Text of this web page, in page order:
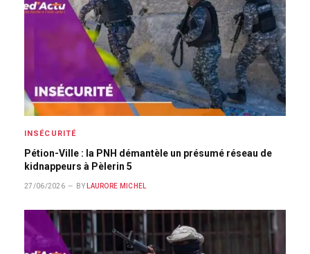
INSÉCURITÉ
Pétion-Ville : la PNH démantèle un présumé réseau de
kidnappeurs à Pèlerin 5
27/06/2026 BY LAURORE MICHEL